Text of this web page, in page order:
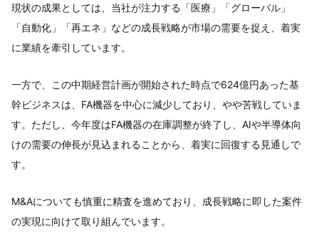
現状の成果としては、当社が注力する「医療」「グローバル」
「自動化」「再エネ」などの成長戦略が市場の需要を捉え、着実
に業績を牽引しています。
一方で、この中期経営計画が開始された時点で624億円あった基
幹ビジネスは、FA機器を中心に減少しており、やや苦戦していま
す。ただし、今年度はFA機器の在庫調整が終了し、AIや半導体向
けの需要の伸長が見込まれることから、着実に回復する見通しで
す。
M&Aについても慎重に精査を進めており、成長戦略に即した案件
の実現に向けて取り組んでいます。